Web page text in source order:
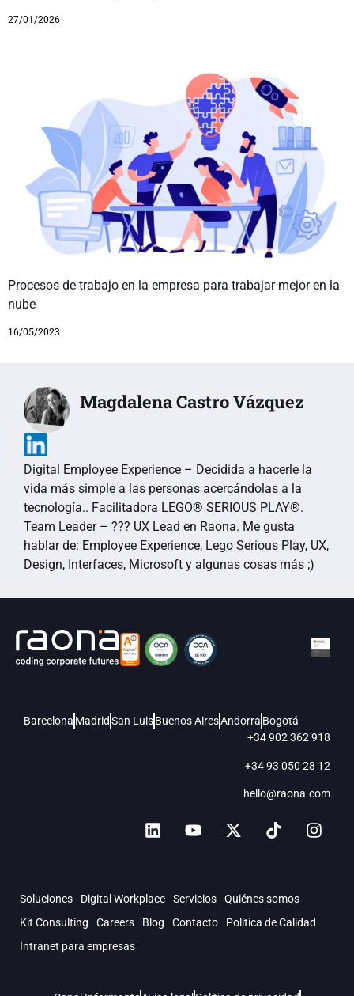
27/01/2026
Procesos de trabajo en la empresa para trabajar mejor en la
nube
16/05/2023
Magdalena Castro Vázquez
Digital Employee Experience – Decidida a hacerle la
vida más simple a las personas acercándolas a la
tecnología.. Facilitadora LEGO® SERIOUS PLAY®.
Team Leader – ??‍? UX Lead en Raona. Me gusta
hablar de: Employee Experience, Lego Serious Play, UX,
Design, Interfaces, Microsoft y algunas cosas más ;)
Barcelona MadridSan LuisBuenos AiresAndorra Bogotá
+34 902 362 918
+34 93 050 28 12
hello@raona.com
Soluciones Digital Workplace Servicios
Quiénes somos
Kit Consulting
Careers Blog Contacto
Política de Calidad
Intranet para empresas